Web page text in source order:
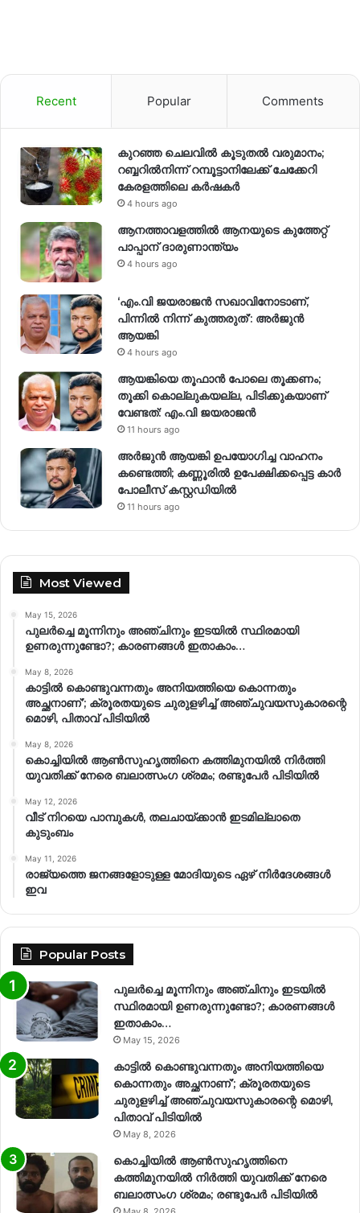
Recent Popular Comments
കുറഞ്ഞ ചെലവിൽ കൂടുതൽ വരുമാനം;
റബ്ബറിൽനിന്ന് റമ്പൂട്ടാനിലേക്ക് ചേക്കേറി
കേരളത്തിലെ കർഷകർ
4 hours ago
ആനത്താവളത്തിൽ ആനയുടെ കുത്തേറ്റ്
പാപ്പാന് ദാരുണാന്ത്യം
4 hours ago
‘എം.വി ജയരാജന്‍ സഖാവിനോടാണ്,
പിന്നില്‍ നിന്ന് കുത്തരുത്’: അര്‍ജുന്‍
ആയങ്കി
4 hours ago
ആയങ്കിയെ തൂഫാൻ പോലെ തൂക്കണം;
തൂക്കി കൊല്ലുകയല്ല, പിടിക്കുകയാണ്
വേണ്ടത്: എം.വി ജയരാജൻ
11 hours ago
അർജുൻ ആയങ്കി ഉപയോഗിച്ച വാഹനം
കണ്ടെത്തി; കണ്ണൂരിൽ ഉപേക്ഷിക്കപ്പെട്ട കാർ
പോലീസ് കസ്റ്റഡിയിൽ
11 hours ago
Most Viewed
May 15, 2026
പുലർച്ചെ മൂന്നിനും അഞ്ചിനും ഇടയിൽ സ്ഥിരമായി
ഉണരുന്നുണ്ടോ?; കാരണങ്ങള്‍ ഇതാകാം…
May 8, 2026
കാട്ടിൽ കൊണ്ടുവന്നതും അനിയത്തിയെ കൊന്നതും
അച്ഛനാണ്’; ക്രൂരതയുടെ ചുരുളഴിച്ച് അഞ്ചുവയസുകാരന്റെ
മൊഴി, പിതാവ് പിടിയിൽ
May 8, 2026
കൊച്ചിയിൽ ആൺസുഹൃത്തിനെ കത്തിമുനയിൽ നിർത്തി
യുവതിക്ക് നേരെ ബലാത്സംഗ​ ശ്രമം; രണ്ടുപേർ പിടിയിൽ
May 12, 2026
വീട് നിറയെ പാമ്പുകൾ, തലചായ്ക്കാൻ ഇടമില്ലാതെ
കുടുംബം
May 11, 2026
രാജ്യത്തെ ജനങ്ങളോടുള്ള മോദിയുടെ ഏഴ് നിര്‍ദേശങ്ങള്‍
ഇവ
Popular Posts
പുലർച്ചെ മൂന്നിനും അഞ്ചിനും ഇടയിൽ
സ്ഥിരമായി ഉണരുന്നുണ്ടോ?; കാരണങ്ങള്‍
ഇതാകാം…
May 15, 2026
കാട്ടിൽ കൊണ്ടുവന്നതും അനിയത്തിയെ
കൊന്നതും അച്ഛനാണ്’; ക്രൂരതയുടെ
ചുരുളഴിച്ച് അഞ്ചുവയസുകാരന്റെ മൊഴി,
പിതാവ് പിടിയിൽ
May 8, 2026
കൊച്ചിയിൽ ആൺസുഹൃത്തിനെ
കത്തിമുനയിൽ നിർത്തി യുവതിക്ക് നേരെ
ബലാത്സംഗ​ ശ്രമം; രണ്ടുപേർ പിടിയിൽ